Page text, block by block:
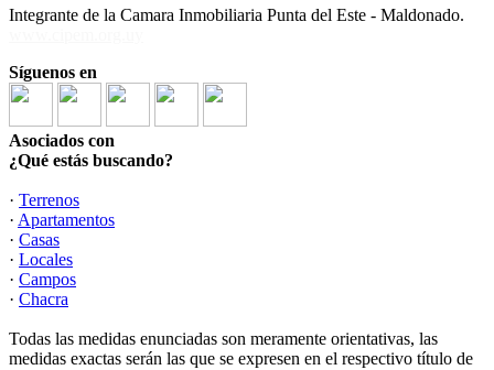
Integrante de la Camara Inmobiliaria Punta del Este - Maldonado.
Síguenos en
Asociados con
¿Qué estás buscando?
· Terrenos
· Apartamentos
· Casas
· Locales
· Campos
· Chacra
Todas las medidas enunciadas son meramente orientativas, las
medidas exactas serán las que se expresen en el respectivo título de